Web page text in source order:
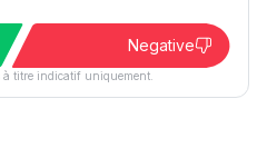
Negative
à titre indicatif uniquement.